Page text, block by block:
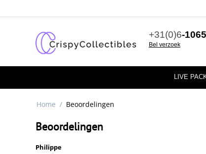
+31(0)6-
Bel verzoek
LIVE
Home / Beoordelingen
Beoordelingen
Philippe